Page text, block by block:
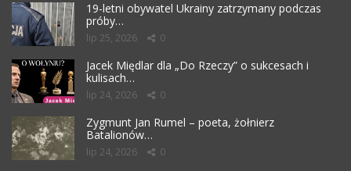
19-letni obywatel Ukrainy zatrzymany podczas
próby…
lip 25, 2026 0
Jacek Międlar dla „Do Rzeczy” o sukcesach i
kulisach…
lip 24, 2026 0
Zygmunt Jan Rumel – poeta, żołnierz
Batalionów…
lip 24, 2026 0